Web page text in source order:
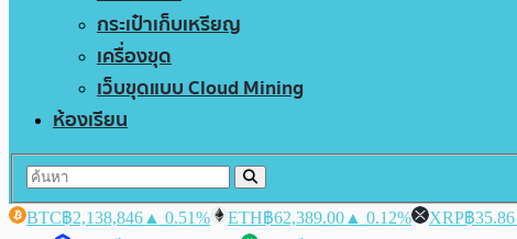
กระเป๋าเก็บเหรียญ
เครื่องขุด
เว็บขุดแบบ Cloud Mining
ห้องเรียน
BTC฿2,138,846 ▲ 0.51% ETH฿62,389.00 ▲ 0.12% XRP฿35.86